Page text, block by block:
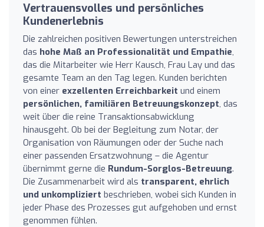
Vertrauensvolles und persönliches
Kundenerlebnis
Die zahlreichen positiven Bewertungen unterstreichen
das hohe Maß an Professionalität und Empathie,
das die Mitarbeiter wie Herr Kausch, Frau Lay und das
gesamte Team an den Tag legen. Kunden berichten
von einer exzellenten Erreichbarkeit und einem
persönlichen, familiären Betreuungskonzept, das
weit über die reine Transaktionsabwicklung
hinausgeht. Ob bei der Begleitung zum Notar, der
Organisation von Räumungen oder der Suche nach
einer passenden Ersatzwohnung – die Agentur
übernimmt gerne die Rundum-Sorglos-Betreuung.
Die Zusammenarbeit wird als transparent, ehrlich
und unkompliziert beschrieben, wobei sich Kunden in
jeder Phase des Prozesses gut aufgehoben und ernst
genommen fühlen.